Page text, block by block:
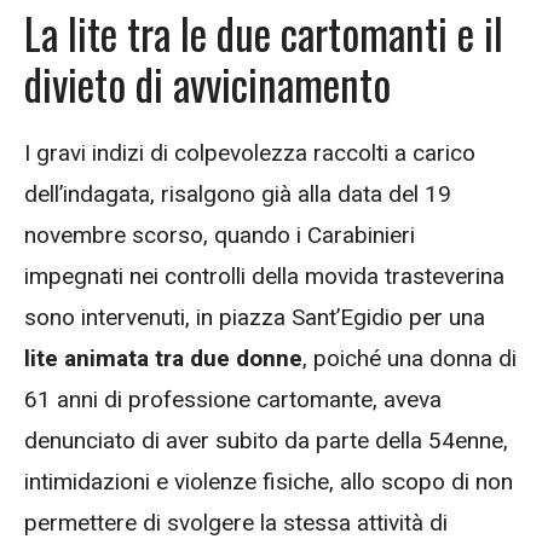
La lite tra le due cartomanti e il
divieto di avvicinamento
I gravi indizi di colpevolezza raccolti a carico
dell’indagata, risalgono già alla data del 19
novembre scorso, quando i Carabinieri
impegnati nei controlli della movida trasteverina
sono intervenuti, in piazza Sant’Egidio per una
lite animata tra due donne, poiché una donna di
61 anni di professione cartomante, aveva
denunciato di aver subito da parte della 54enne,
intimidazioni e violenze fisiche, allo scopo di non
permettere di svolgere la stessa attività di